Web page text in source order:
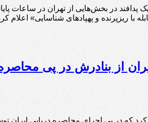
در بخش‌هایی از تهران در ساعات
با ریزپرنده و پهپادهای شناسایی»
در پی اجرای محاصره دریایی ایران توسط